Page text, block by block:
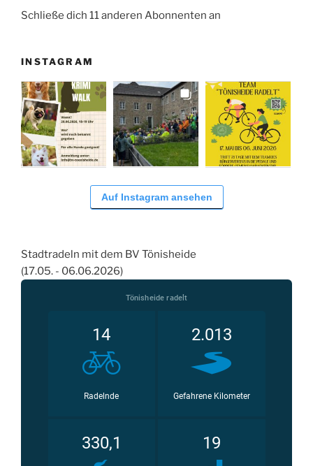
Schließe dich 11 anderen Abonnenten an
INSTAGRAM
Auf Instagram ansehen
Stadtradeln mit dem BV Tönisheide
(17.05. - 06.06.2026)